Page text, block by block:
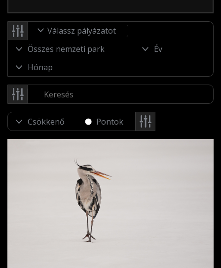
Válassz pályázatot
Pontok